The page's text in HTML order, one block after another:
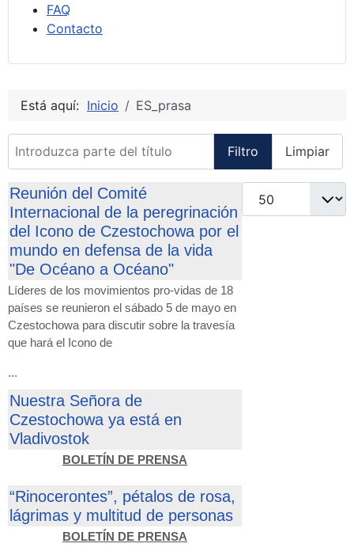
FAQ
Contacto
Está aquí: Inicio ES_prasa
Introduzca parte del título
Filtro Limpiar
Cantidad
Reunión del Comité
Internacional de la peregrinación
del Icono de Czestochowa por el
mundo en defensa de la vida
"De Océano a Océano"
Líderes de los movimientos pro-vidas de 18
países se reunieron el sábado 5 de mayo en
Czestochowa para discutir sobre la travesía
que hará el Icono de
...
Nuestra Señora de
Czestochowa ya está en
Vladivostok
BOLETÍN DE PRENSA
“Rinocerontes”, pétalos de rosa,
lágrimas y multitud de personas
BOLETÍN DE PRENSA